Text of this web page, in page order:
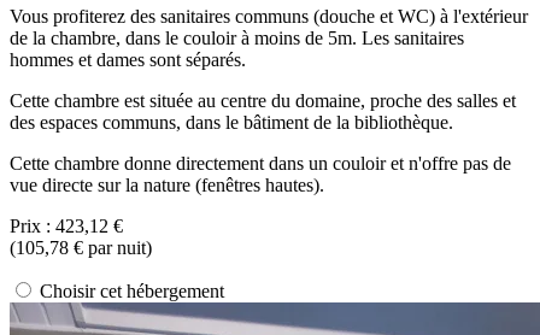
Vous profiterez des sanitaires communs (douche et WC) à l'extérieur
de la chambre, dans le couloir à moins de 5m. Les sanitaires
hommes et dames sont séparés.
Cette chambre est située au centre du domaine, proche des salles et
des espaces communs, dans le bâtiment de la bibliothèque.
Cette chambre donne directement dans un couloir et n'offre pas de
vue directe sur la nature (fenêtres hautes).
Prix : 423,12 €
(105,78 € par nuit)
Choisir cet hébergement